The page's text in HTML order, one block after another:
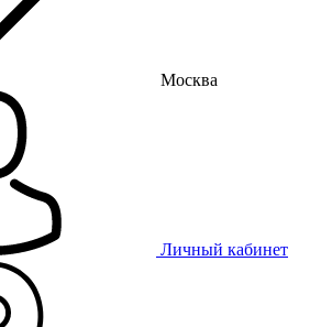
Москва
Личный кабинет